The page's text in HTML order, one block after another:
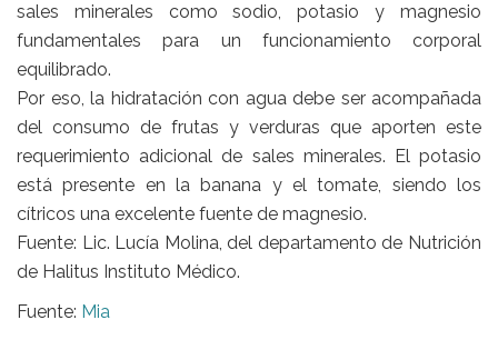
sales minerales como sodio, potasio y magnesio
fundamentales para un funcionamiento corporal
equilibrado.
Por eso, la hidratación con agua debe ser acompañada
del consumo de frutas y verduras que aporten este
requerimiento adicional de sales minerales. El potasio
está presente en la banana y el tomate, siendo los
cítricos una excelente fuente de magnesio.
Fuente: Lic. Lucía Molina, del departamento de Nutrición
de Halitus Instituto Médico.
Fuente: Mia